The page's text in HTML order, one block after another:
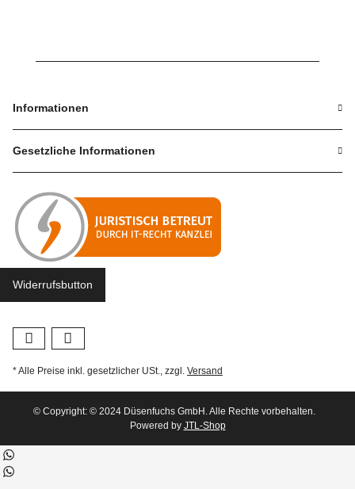
Informationen
Gesetzliche Informationen
Widerrufsbutton
* Alle Preise inkl. gesetzlicher USt., zzgl. Versand
© Copyright: © 2024 Düsenfuchs GmbH. Alle Rechte vorbehalten.
Powered by JTL-Shop